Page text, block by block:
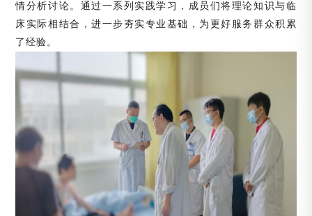
情分析讨论。通过一系列实践学习，成员们将理论知识与临
床实际相结合，进一步夯实专业基础，为更好服务群众积累
了经验。